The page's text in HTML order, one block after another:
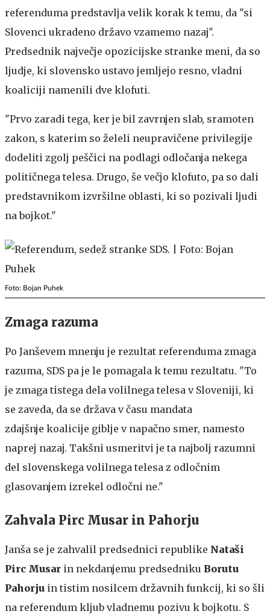
referenduma predstavlja velik korak k temu, da "si
Slovenci ukradeno državo vzamemo nazaj".
Predsednik največje opozicijske stranke meni, da so
ljudje, ki slovensko ustavo jemljejo resno, vladni
koaliciji namenili dve klofuti.
"Prvo zaradi tega, ker je bil zavrnjen slab, sramoten
zakon, s katerim so želeli neupravičene privilegije
dodeliti zgolj peščici na podlagi odločanja nekega
političnega telesa. Drugo, še večjo klofuto, pa so dali
predstavnikom izvršilne oblasti, ki so pozivali ljudi
na bojkot."
Foto: Bojan Puhek
Zmaga razuma
Po Janševem mnenju je rezultat referenduma zmaga
razuma, SDS pa je le pomagala k temu rezultatu. "To
je zmaga tistega dela volilnega telesa v Sloveniji, ki
se zaveda, da se država v času mandata
zdajšnje koalicije giblje v napačno smer, namesto
naprej nazaj. Takšni usmeritvi je ta najbolj razumni
del slovenskega volilnega telesa z odločnim
glasovanjem izrekel odločni ne."
Zahvala Pirc Musar in Pahorju
Janša se je zahvalil predsednici republike Nataši
Pirc Musar in nekdanjemu predsedniku Borutu
Pahorju in tistim nosilcem državnih funkcij, ki so šli
na referendum kljub vladnemu pozivu k bojkotu. S